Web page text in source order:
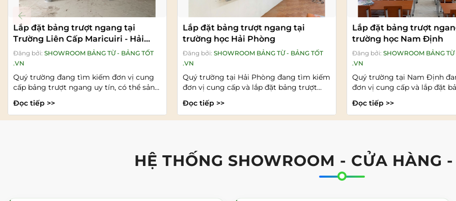
Lắp đặt bảng trượt ngang tại
Trường Liên Cấp Maricuiri - Hải
Dương
Đăng bởi: SHOWROOM BẢNG TỪ - BẢNG TỐT
.VN
Quý trường đang tìm kiếm đơn vị cung
cấp bảng trượt ngang uy tín, có thể sản
xuất theo kích...
Đọc tiếp >>
Lắp đặt bảng trượt ngang tại
trường học Hải Phòng
Đăng bởi: SHOWROOM BẢNG TỪ - BẢNG TỐT
.VN
Quý trường tại Hải Phòng đang tìm kiếm
đơn vị cung cấp và lắp đặt bảng trượt
ngang uy tín,...
Đọc tiếp >>
Lắp đặt bảng trượt
trường học Nam Định
Đăng bởi: SHOWROOM BẢNG TỪ
.VN
Quý trường tại Nam Định
đơn vị cung cấp và lắp đặt
ngang uy tín,...
Đọc tiếp >>
HỆ THỐNG SHOWROOM - CỬA HÀNG